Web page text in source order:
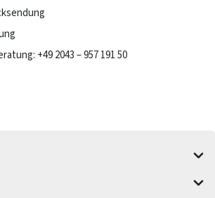
+49 2043 – 957 191 50